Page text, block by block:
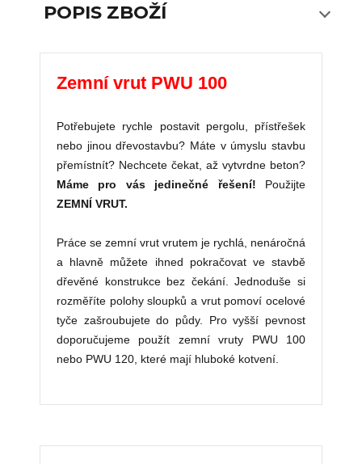
POPIS ZBOŽÍ
Zemní vrut PWU 100
Potřebujete rychle postavit pergolu, přístřešek
nebo jinou dřevostavbu? Máte v úmyslu stavbu
přemístnít? Nechcete čekat, až vytvrdne beton?
Máme pro vás jedinečné řešení! Použijte
ZEMNÍ VRUT.
Práce se zemní vrut vrutem je rychlá, nenáročná
a hlavně můžete ihned pokračovat ve stavbě
dřevěné konstrukce bez čekání. Jednoduše si
rozměříte polohy sloupků a vrut pomoví ocelové
tyče zašroubujete do půdy. Pro vyšší pevnost
doporučujeme použít zemní vruty PWU 100
nebo PWU 120, které mají hluboké kotvení.